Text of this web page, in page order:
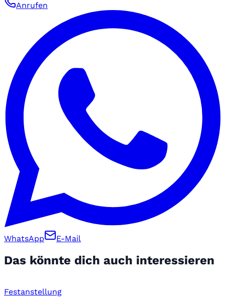
Anrufen
WhatsApp E-Mail
Das könnte dich auch interessieren
Festanstellung